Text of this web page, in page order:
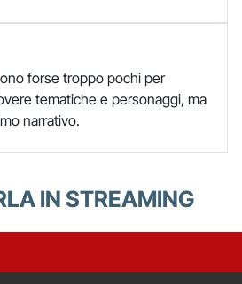
forse troppo pochi per
tematiche e personaggi, ma
narrativo.
IN STREAMING